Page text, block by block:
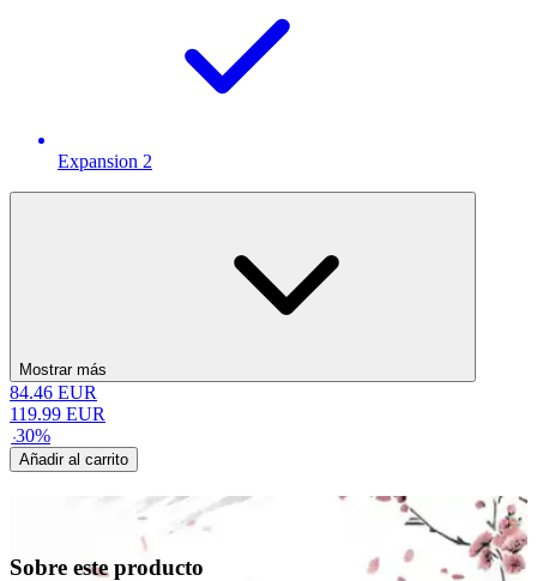
Expansion 2
Mostrar más
84.46 EUR
119.99 EUR
-30%
Añadir al carrito
Sobre este producto